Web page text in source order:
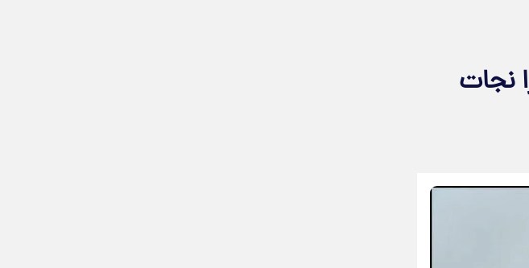
نجات